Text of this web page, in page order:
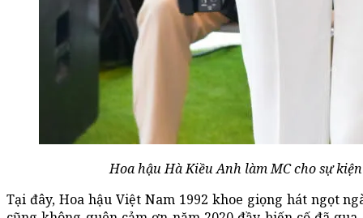
Hoa hậu Hà Kiều Anh làm MC cho sự
Tại đây, Hoa hậu Việt Nam 1992 khoe giọng hát ngọt